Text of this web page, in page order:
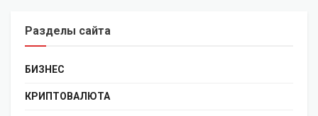
Разделы сайта
БИЗНЕС
КРИПТОВАЛЮТА